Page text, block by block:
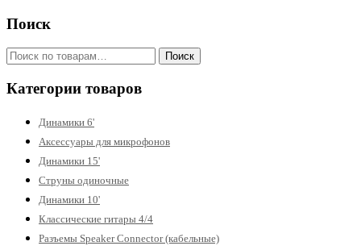
Поиск
Искать: Поиск
Категории товаров
Динамики 6'
Аксессуары для микрофонов
Динамики 15'
Струны одиночные
Динамики 10'
Классические гитары 4/4
Разъемы Speaker Connector (кабельные)